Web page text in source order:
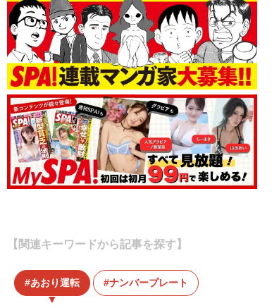
【関連キーワードから記事を探す】
あおり運転 ナンバープレート